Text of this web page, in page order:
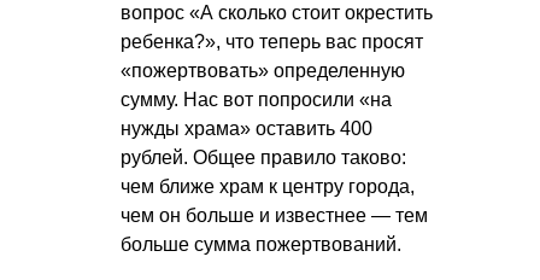
вопрос «А сколько стоит окрестить
ребенка?», что теперь вас просят
«пожертвовать» определенную
сумму. Нас вот попросили «на
нужды храма» оставить 400
рублей. Общее правило таково:
чем ближе храм к центру города,
чем он больше и известнее — тем
больше сумма пожертвований.